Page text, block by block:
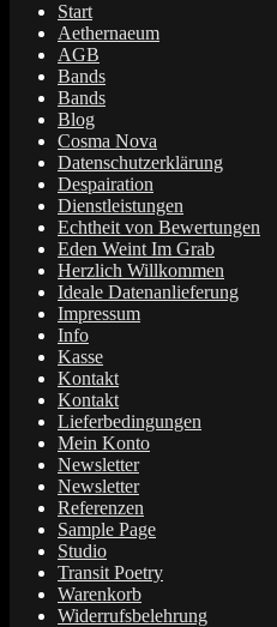
Start
Aethernaeum
AGB
Bands
Bands
Blog
Cosma Nova
Datenschutzerklärung
Despairation
Dienstleistungen
Echtheit von Bewertungen
Eden Weint Im Grab
Herzlich Willkommen
Ideale Datenanlieferung
Impressum
Info
Kasse
Kontakt
Kontakt
Lieferbedingungen
Mein Konto
Newsletter
Newsletter
Referenzen
Sample Page
Studio
Transit Poetry
Warenkorb
Widerrufsbelehrung